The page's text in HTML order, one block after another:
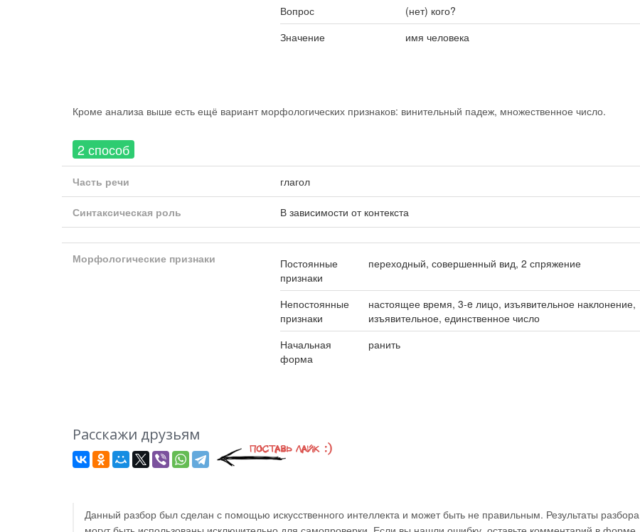
Вопрос
(нет) кого?
Значение
имя человека
Кроме анализа выше есть ещё вариант морфологических признаков: винительный падеж, множественное число.
2 способ
Часть речи глагол
Синтаксическая роль В зависимости от контекста
Морфологические признаки
Постоянные
признаки
переходный, совершенный вид, 2 спряжение
Непостоянные
признаки
настоящее время, 3-e лицо, изъявительное наклонение,
изъявительное, единственное число
Начальная
форма
ранить
Расскажи друзьям
Данный разбор был сделан с помощью искусственного интеллекта и может быть не правильным. Результаты разбора